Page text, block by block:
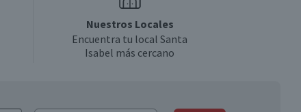
Nuestros Locales
Encuentra tu local Santa
Isabel más cercano